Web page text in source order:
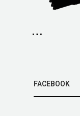
FACEBOOK